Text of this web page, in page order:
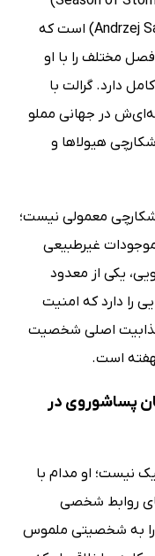
نوشته‌ی آندژی ساپکوفسکی (Andrzej Sapkowsk) است که
مختلف را با او
دارد. گرالت با
در جهانی مملو
هیولاها و
معمولی نیست؛
غیرطبیعی
یکی از معدود
را دارد که امنیت
جذابیت اصلی شخصیت
است.
پساشوروی در
نیست؛ او مدام با
روابط شخصی
را به شخصیتی ملموس